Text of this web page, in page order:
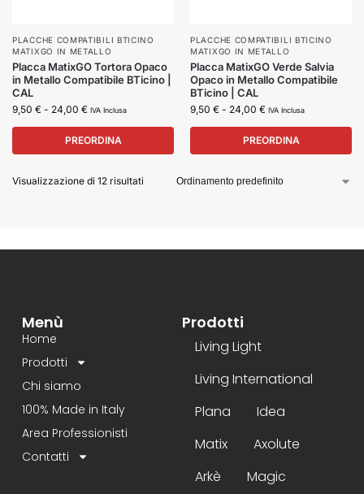
PLACCHE COMPATIBILI BTICINO
MATIXGO IN METALLO
Placca MatixGO Tortora Opaco
in Metallo Compatibile BTicino |
CAL
9,50 € - 24,00 € IVA Inclusa
PREORDINA
PLACCHE COMPATIBILI BTICINO
MATIXGO IN METALLO
Placca MatixGO Verde Salvia
Opaco in Metallo Compatibile
BTicino | CAL
9,50 € - 24,00 € IVA Inclusa
PREORDINA
Visualizzazione di 12 risultati
Menù
Home
Prodotti
Chi siamo
100% Made in Italy
Area Professionisti
Contatti
Prodotti
Living Light
Living International
Plana
Idea
Matix
Axolute
Arkè
Magic